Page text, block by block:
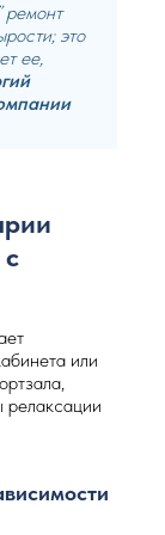
ремонт
это
ее,
или
релаксации